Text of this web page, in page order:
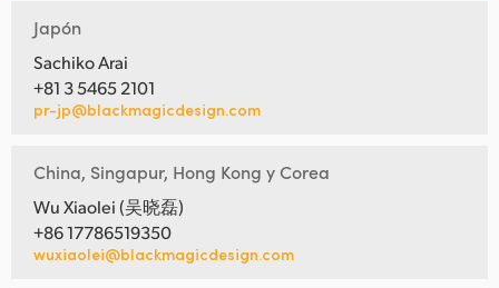
Japón
Sachiko Arai
+81 3 5465 2101
pr-jp@blackmagicdesign.com
China, Singapur, Hong Kong y Corea
Wu Xiaolei (吴晓磊)
+86 17786519350
wuxiaolei@blackmagicdesign.com